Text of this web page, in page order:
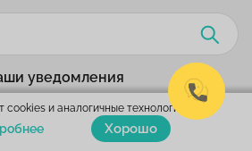
уведомления
cookies и аналогичные технологии.
Хорошо